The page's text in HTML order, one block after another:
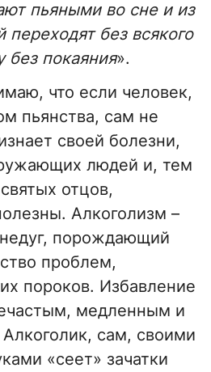
пьяными во сне и из
переходят без всякого
без покаяния».
что если человек,
пьянства, сам не
своей болезни,
людей и, тем
отцов,
Алкоголизм –
порождающий
проблем,
пороков. Избавление
медленным и
сам, своими
«сеет» зачатки